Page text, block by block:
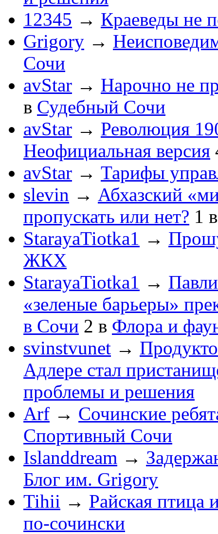
12345 → Краеведы не
Grigory →
Сочи
avStar → Нарочно не
в Судебный Сочи
avStar → Революция
Неофициальная версия
avStar → Тарифы
slevin → Абхазский
пропускать или нет? 1
StarayaTiotka1 →
ЖКХ
StarayaTiotka1 →
«зеленые барьеры»
в Сочи 2 в Флора и
svinstvunet →
Адлере стал
проблемы и решения
Arf → Сочинские
Спортивный Сочи
Islanddream →
Блог им. Grigory
Tihii → Райская птица
по-cочински